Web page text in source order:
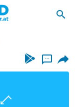
...